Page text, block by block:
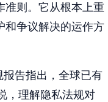
准则。它从根本上重
和争议解决的运作方
告指出，全球已有
，理解隐私法规对